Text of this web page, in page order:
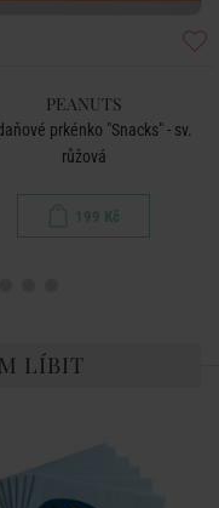
PEANUTS
prkénko "Snacks" - sv.
růžová
199 Kč
LÍBIT